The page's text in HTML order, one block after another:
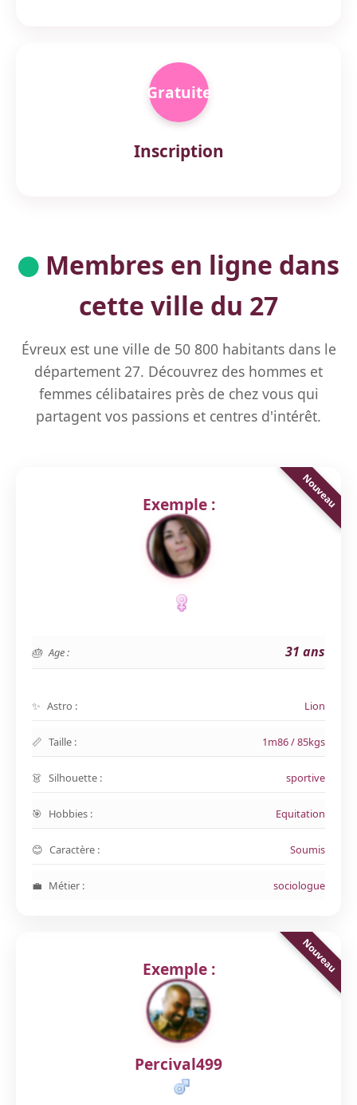
Gratuite
Inscription
Membres en ligne dans
cette ville du 27
Évreux est une ville de 50 800 habitants dans le
département 27. Découvrez des hommes et
femmes célibataires près de chez vous qui
partagent vos passions et centres d'intérêt.
Exemple :
Age : 31 ans
Astro : Lion
Taille : 1m86 / 85kgs
Silhouette : sportive
Hobbies : Equitation
Caractère : Soumis
Métier : sociologue
Exemple :
Percival499